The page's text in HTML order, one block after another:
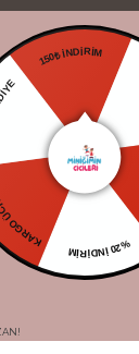
150₺ İNDİRİM
%20 İNDİRİM